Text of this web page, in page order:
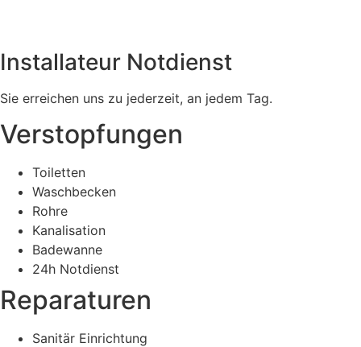
Installateur Notdienst
Sie erreichen uns zu jederzeit, an jedem Tag.
Verstopfungen
Toiletten
Waschbecken
Rohre
Kanalisation
Badewanne
24h Notdienst
Reparaturen
Sanitär Einrichtung